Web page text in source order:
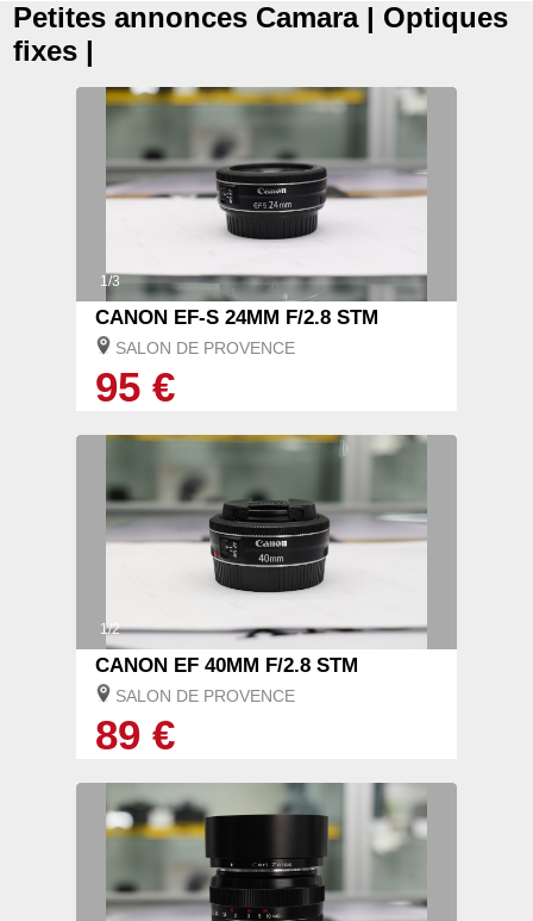
Petites annonces Camara | Optiques
fixes |
1/3
CANON EF-S 24MM F/2.8 STM
SALON DE PROVENCE
95 €
1/2
CANON EF 40MM F/2.8 STM
SALON DE PROVENCE
89 €